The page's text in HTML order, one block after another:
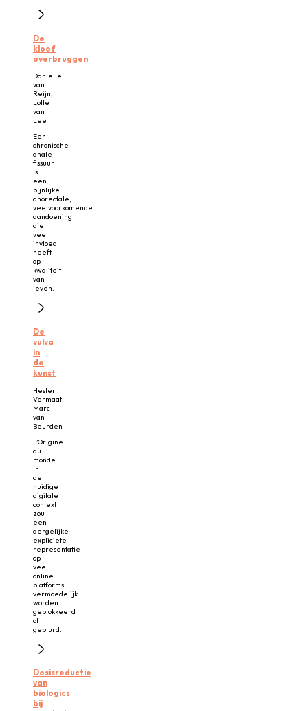
De
kloof
overbruggen
Daniëlle
van
Reijn,
Lotte
van
Lee
Een
chronische
anale
fissuur
is
een
pijnlijke
anorectale,
veelvoorkomende
aandoening
die
veel
invloed
heeft
op
kwaliteit
van
leven.
De
vulva
in
de
kunst
Hester
Vermaat,
Marc
van
Beurden
L’Origine
du
monde:
In
de
huidige
digitale
context
zou
een
dergelijke
expliciete
representatie
op
veel
online
platforms
vermoedelijk
worden
geblokkeerd
of
geblurd.
Dosisreductie
van
biologics
bij